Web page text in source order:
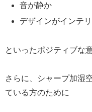
音が静か
デザインがインテ
といったポジティブな
さらに、シャープ加湿
ている方のために